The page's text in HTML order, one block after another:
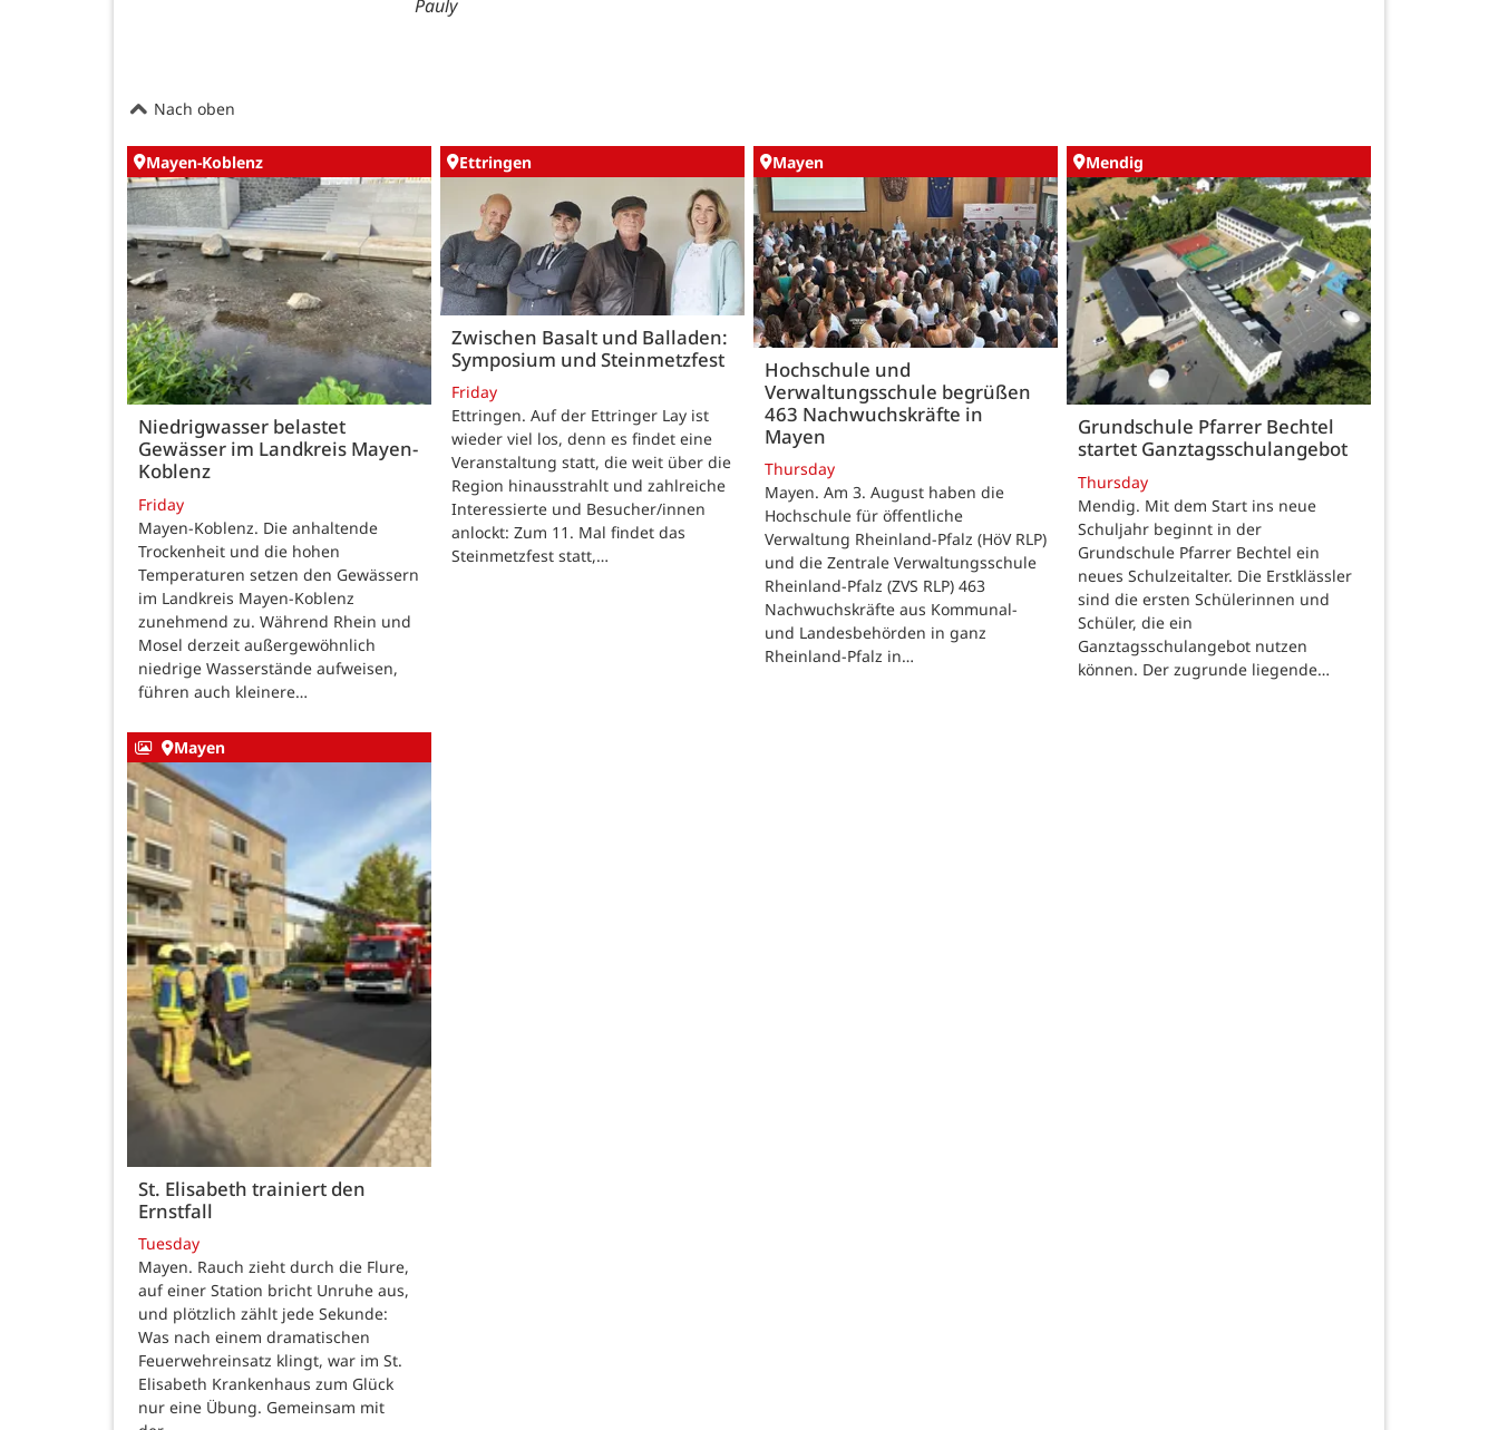
Pauly
Nach oben
Mayen-Koblenz
Niedrigwasser belastet
Gewässer im Landkreis Mayen-
Koblenz
Friday
Mayen-Koblenz. Die anhaltende
Trockenheit und die hohen
Temperaturen setzen den Gewässern
im Landkreis Mayen-Koblenz
zunehmend zu. Während Rhein und
Mosel derzeit außergewöhnlich
niedrige Wasserstände aufweisen,
führen auch kleinere…
Ettringen
Zwischen Basalt und Balladen:
Symposium und Steinmetzfest
Friday
Ettringen. Auf der Ettringer Lay ist
wieder viel los, denn es findet eine
Veranstaltung statt, die weit über die
Region hinausstrahlt und zahlreiche
Interessierte und Besucher/innen
anlockt: Zum 11. Mal findet das
Steinmetzfest statt,…
Mayen
Hochschule und
Verwaltungsschule begrüßen
463 Nachwuchskräfte in
Mayen
Thursday
Mayen. Am 3. August haben die
Hochschule für öffentliche
Verwaltung Rheinland-Pfalz (HöV RLP)
und die Zentrale Verwaltungsschule
Rheinland-Pfalz (ZVS RLP) 463
Nachwuchskräfte aus Kommunal-
und Landesbehörden in ganz
Rheinland-Pfalz in…
Mendig
Grundschule Pfarrer Bechtel
startet Ganztagsschulangebot
Thursday
Mendig. Mit dem Start ins neue
Schuljahr beginnt in der
Grundschule Pfarrer Bechtel ein
neues Schulzeitalter. Die Erstklässler
sind die ersten Schülerinnen und
Schüler, die ein
Ganztagsschulangebot nutzen
können. Der zugrunde liegende…
Mayen
St. Elisabeth trainiert den
Ernstfall
Tuesday
Mayen. Rauch zieht durch die Flure,
auf einer Station bricht Unruhe aus,
und plötzlich zählt jede Sekunde:
Was nach einem dramatischen
Feuerwehreinsatz klingt, war im St.
Elisabeth Krankenhaus zum Glück
nur eine Übung. Gemeinsam mit